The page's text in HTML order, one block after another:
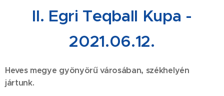
II. Egri Teqball Kupa -
2021.06.12.
Heves megye gyönyörű városában, székhelyén
jártunk.